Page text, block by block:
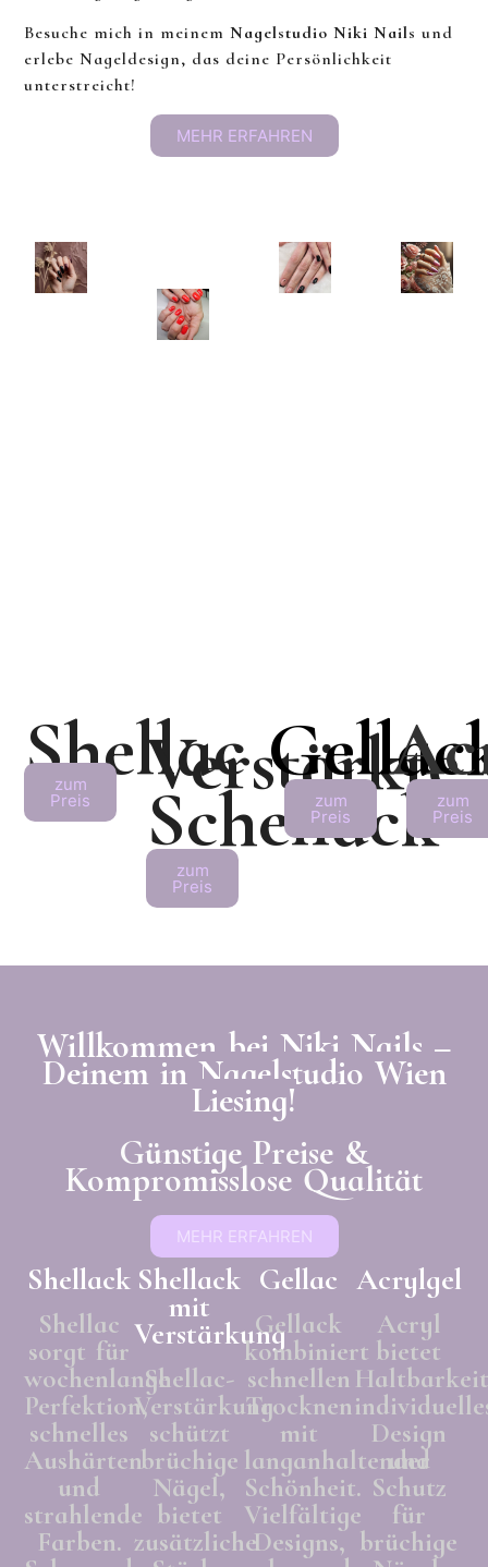
Besuche mich in meinemNagelstudio Niki Nails und
erlebe Nageldesign, das deine Persönlichkeit
unterstreicht!
MEHR ERFAHREN
Shellac
zum
Preis Verstärkte
Schellack
zum
Preis
zum
Preis
zum
Preis
Willkommen bei Niki Nails –
Deinem in Nagelstudio Wien
Liesing!
Günstige Preise &
Kompromisslose Qualität
MEHR ERFAHREN
Shellack
Shellac
sorgt für
wochenlange
Perfektion,
schnelles
Aushärten
und
strahlende
Farben.
Shellack
mit
Verstärkung
Shellac-
Verstärkung
schützt
brüchige
Nägel,
bietet
zusätzliche
Gellac
Gellack
kombiniert
schnellen
Trocknen
mit
langanhaltender
Schönheit.
Vielfältige
Designs,
Acrylgel
Acryl
bietet
Design
und
Schutz
für
brüchige